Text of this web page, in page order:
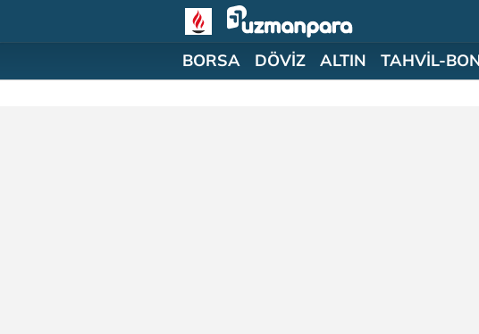
BORSA DÖVİZ ALTIN TAHVİL-